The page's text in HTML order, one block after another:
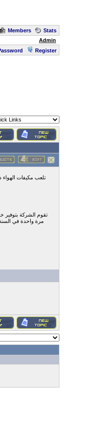
Members
Stats
Admin
Register
تلعب مكيفات
تقوم الشركة بتوفير
مرة واحدة في السنة